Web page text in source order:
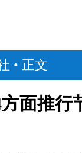
• 正文
面推行